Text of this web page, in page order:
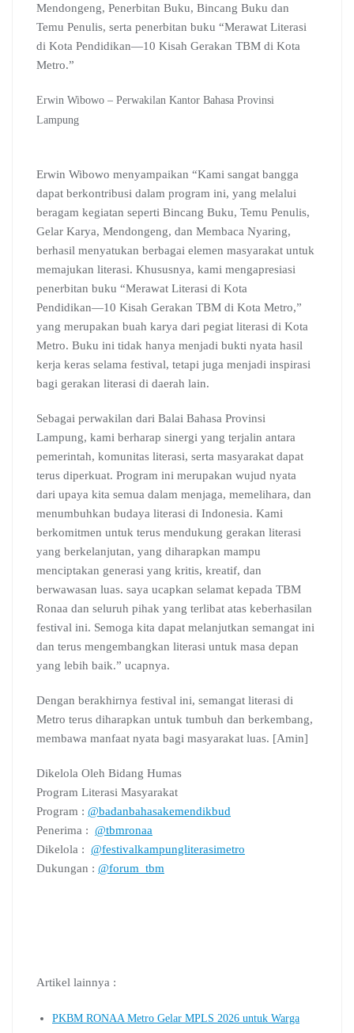
Mendongeng, Penerbitan Buku, Bincang Buku dan
Temu Penulis, serta penerbitan buku “Merawat Literasi
di Kota Pendidikan―10 Kisah Gerakan TBM di Kota
Metro.”
Erwin Wibowo – Perwakilan Kantor Bahasa Provinsi
Lampung
Erwin Wibowo menyampaikan “Kami sangat bangga
dapat berkontribusi dalam program ini, yang melalui
beragam kegiatan seperti Bincang Buku, Temu Penulis,
Gelar Karya, Mendongeng, dan Membaca Nyaring,
berhasil menyatukan berbagai elemen masyarakat untuk
memajukan literasi. Khususnya, kami mengapresiasi
penerbitan buku “Merawat Literasi di Kota
Pendidikan―10 Kisah Gerakan TBM di Kota Metro,”
yang merupakan buah karya dari pegiat literasi di Kota
Metro. Buku ini tidak hanya menjadi bukti nyata hasil
kerja keras selama festival, tetapi juga menjadi inspirasi
bagi gerakan literasi di daerah lain.
Sebagai perwakilan dari Balai Bahasa Provinsi
Lampung, kami berharap sinergi yang terjalin antara
pemerintah, komunitas literasi, serta masyarakat dapat
terus diperkuat. Program ini merupakan wujud nyata
dari upaya kita semua dalam menjaga, memelihara, dan
menumbuhkan budaya literasi di Indonesia. Kami
berkomitmen untuk terus mendukung gerakan literasi
yang berkelanjutan, yang diharapkan mampu
menciptakan generasi yang kritis, kreatif, dan
berwawasan luas. saya ucapkan selamat kepada TBM
Ronaa dan seluruh pihak yang terlibat atas keberhasilan
festival ini. Semoga kita dapat melanjutkan semangat ini
dan terus mengembangkan literasi untuk masa depan
yang lebih baik.” ucapnya.
Dengan berakhirnya festival ini, semangat literasi di
Metro terus diharapkan untuk tumbuh dan berkembang,
membawa manfaat nyata bagi masyarakat luas. [Amin]
Dikelola Oleh Bidang Humas
Program Literasi Masyarakat
Program : @badanbahasakemendikbud
Penerima : @tbmronaa
Dikelola : @festivalkampungliterasimetro
Dukungan : @forum_tbm
Artikel lainnya :
PKBM RONAA Metro Gelar MPLS 2026 untuk Warga